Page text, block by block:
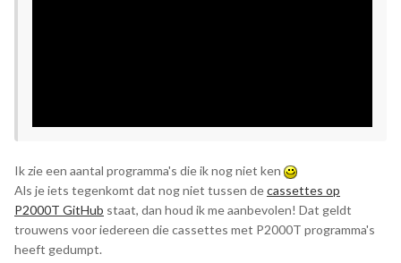
Ik zie een aantal programma's die ik nog niet ken
Als je iets tegenkomt dat nog niet tussen decassettes op
P2000T GitHub staat, dan houd ik me aanbevolen! Dat geldt
trouwens voor iedereen die cassettes met P2000T programma's
heeft gedumpt.